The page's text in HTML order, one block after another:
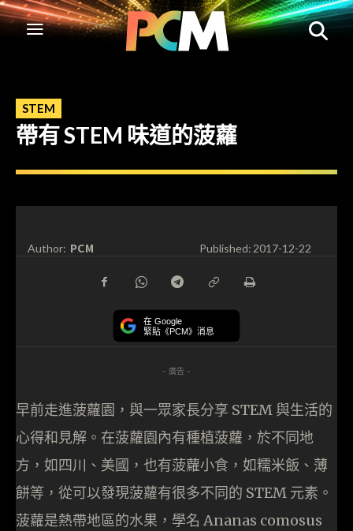
STEM
帶有 STEM 味道的菠蘿
Author: PCM Published:2017-12-22
在 Google
緊貼《PCM》消息
- 廣告 -
早前走進菠蘿園，與一眾家長分享 STEM 與生活的
心得和見解。在菠蘿園內有種植菠蘿，於不同地
方，如四川、美國，也有菠蘿小食，如糯米飯、薄
餅等，從可以發現菠蘿有很多不同的 STEM 元素。
菠蘿是熱帶地區的水果，學名 Ananas comosus